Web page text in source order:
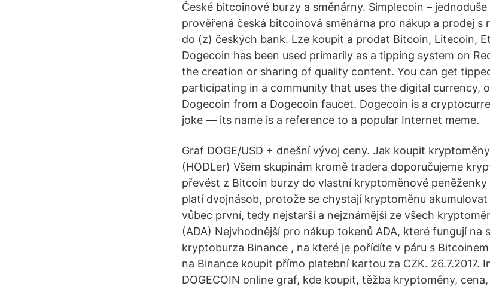
České bitcoinové burzy a směnárny. Simplecoin –
prověřená česká bitcoinová směnárna pro nákup a prodej s
do (z) českých bank. Lze koupit a prodat Bitcoin, Litecoin,
Dogecoin has been used primarily as a tipping system on
the creation or sharing of quality content. You can get
participating in a community that uses the digital currency,
Dogecoin from a Dogecoin faucet. Dogecoin is a
joke — its name is a reference to a popular Internet meme.
Graf DOGE/USD + dnešní vývoj ceny. Jak koupit
(HODLer) Všem skupinám kromě tradera doporučujeme
převést z Bitcoin burzy do vlastní kryptoměnové peněženky
platí dvojnásob, protože se chystají kryptoměnu
vůbec první, tedy nejstarší a nejznámější ze všech
(ADA) Nejvhodnější pro nákup tokenů ADA, které fungují na
kryptoburza Binance , na které je pořídíte v páru s
na Binance koupit přímo platební kartou za CZK. 26.7.2017.
DOGECOIN online graf, kde koupit, těžba kryptoměny,